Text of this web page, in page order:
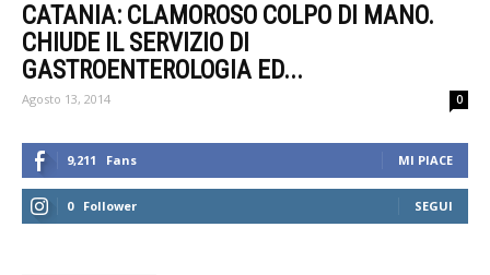
CATANIA: CLAMOROSO COLPO DI MANO.
CHIUDE IL SERVIZIO DI
GASTROENTEROLOGIA ED...
Agosto 13, 2014 0
9,211 Fans MI PIACE
0 Follower SEGUI